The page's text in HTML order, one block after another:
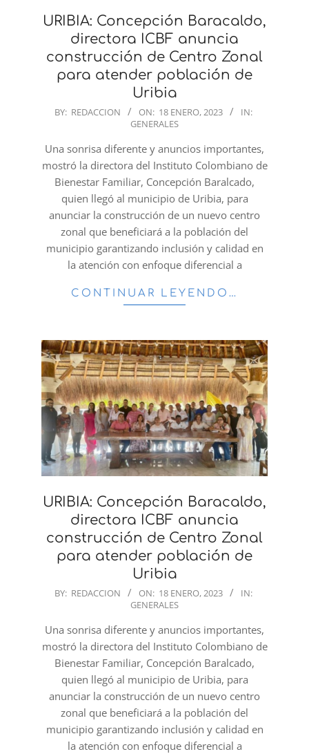
URIBIA: Concepción Baracaldo,
directora ICBF anuncia
construcción de Centro Zonal
para atender población de
Uribia
2023-
18
BY: REDACCION ON: 18 ENERO, 2023
IN:
GENERALES
Una sonrisa diferente y anuncios importantes,
mostró la directora del Instituto Colombiano de
Bienestar Familiar, Concepción Baralcado,
quien llegó al municipio de Uribia, para
anunciar la construcción de un nuevo centro
zonal que beneficiará a la población del
municipio garantizando inclusión y calidad en
la atención con enfoque diferencial a
CONTINUAR LEYENDO…
URIBIA: Concepción Baracaldo,
directora ICBF anuncia
construcción de Centro Zonal
para atender población de
Uribia
2023-
18
BY: REDACCION ON: 18 ENERO, 2023
IN:
GENERALES
Una sonrisa diferente y anuncios importantes,
mostró la directora del Instituto Colombiano de
Bienestar Familiar, Concepción Baralcado,
quien llegó al municipio de Uribia, para
anunciar la construcción de un nuevo centro
zonal que beneficiará a la población del
municipio garantizando inclusión y calidad en
la atención con enfoque diferencial a